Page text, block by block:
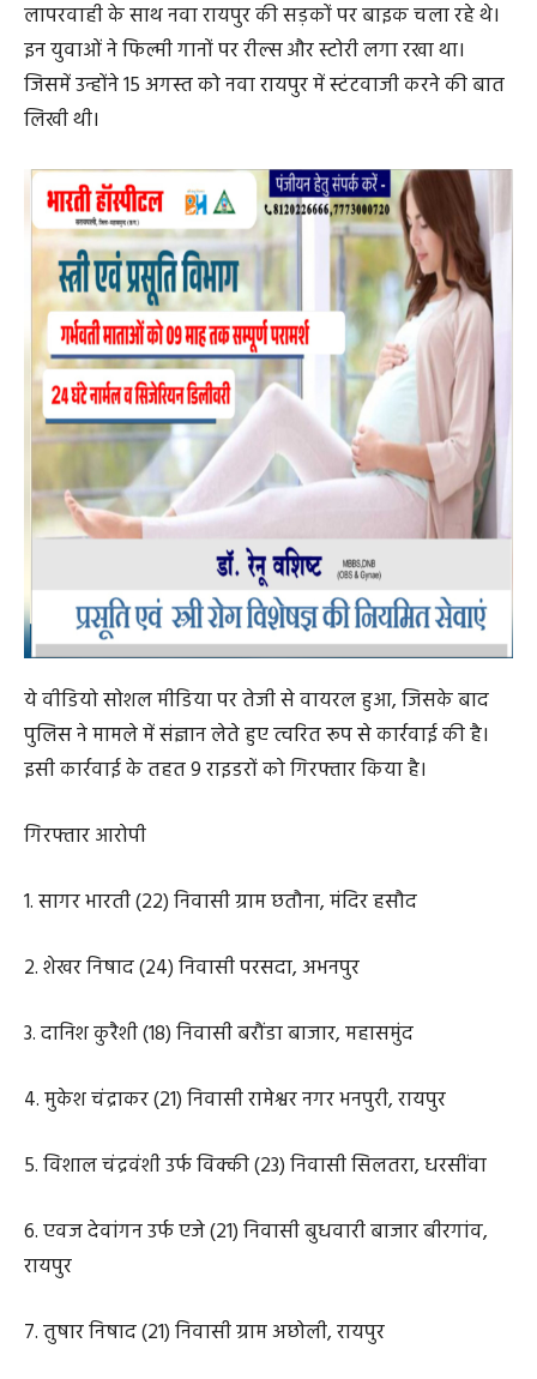
गौरतलब है कि पिछले कुछ दिनों से रायपुर के आस-पास इंस्टाग्राम
पर कुछ रील तेजी से वायरल हो रहे थे, जिसमें कुछ राइडर तेजी से
लापरवाही के साथ नवा रायपुर की सड़कों पर बाइक चला रहे थे।
इन युवाओं ने फिल्मी गानों पर रील्स और स्टोरी लगा रखा था।
जिसमें उन्होंने 15 अगस्त को नवा रायपुर में स्टंटवाजी करने की बात
लिखी थी।
ये वीडियो सोशल मीडिया पर तेजी से वायरल हुआ, जिसके बाद
पुलिस ने मामले में संज्ञान लेते हुए त्वरित रूप से कार्रवाई की है।
गिरफ्तार आरोपी
1. सागर भारती (22) निवासी ग्राम छतौना, मंदिर हसौद
2. शेखर निषाद (24) निवासी परसदा, अभनपुर
3. दानिश कुरैशी (18) निवासी बरौंडा बाजार, महासमुंद
4. मुकेश चंद्राकर (21) निवासी रामेश्वर नगर भनपुरी, रायपुर
5. विशाल चंद्रवंशी उर्फ विक्की (23) निवासी सिलतरा, धरसींवा
6. एवज देवांगन उर्फ एजे (21) निवासी बुधवारी बाजार बीरगांव,
रायपुर